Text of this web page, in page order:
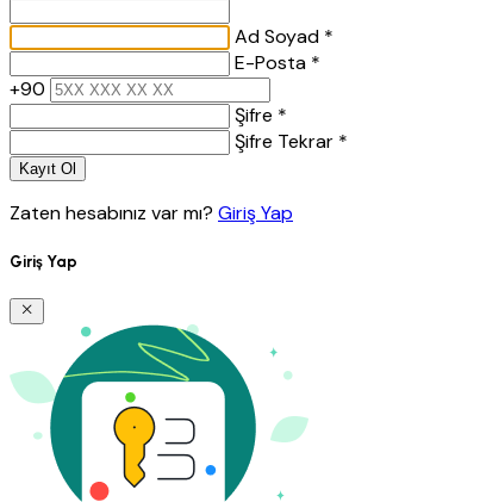
Ad Soyad *
E-Posta *
+90
Şifre *
Şifre Tekrar *
Kayıt Ol
Zaten hesabınız var mı? Giriş Yap
Giriş Yap